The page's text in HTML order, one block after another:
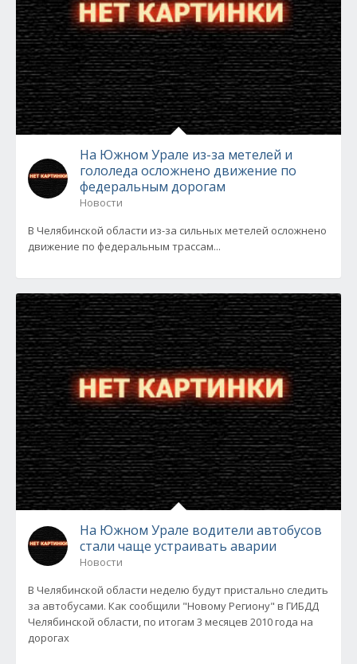
На Южном Урале из-за метелей и
гололеда осложнено движение по
федеральным дорогам
Новости
В Челябинской области из-за сильных метелей осложнено
движение по федеральным трассам...
На Южном Урале водители автобусов
стали чаще устраивать аварии
Новости
В Челябинской области неделю будут пристально следить
за автобусами. Как сообщили "Новому Региону" в ГИБДД
Челябинской области, по итогам 3 месяцев 2010 года на
дорогах